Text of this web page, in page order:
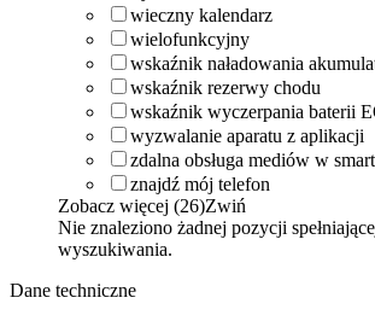
wieczny kalendarz
wielofunkcyjny
wskaźnik naładowania
wskaźnik rezerwy chodu
wskaźnik wyczerpania baterii
wyzwalanie aparatu z aplikacji
zdalna obsługa mediów w
znajdź mój telefon
Zobacz więcej (26)Zwiń
Nie znaleziono żadnej pozycji
wyszukiwania.
Dane techniczne